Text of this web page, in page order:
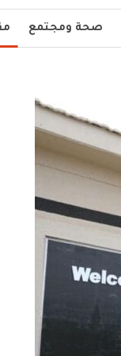
صحة ومجتمع